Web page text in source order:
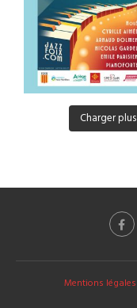
Charger plus
Mentions légales